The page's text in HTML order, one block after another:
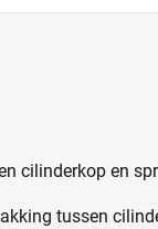
cilinderkop en
tussen